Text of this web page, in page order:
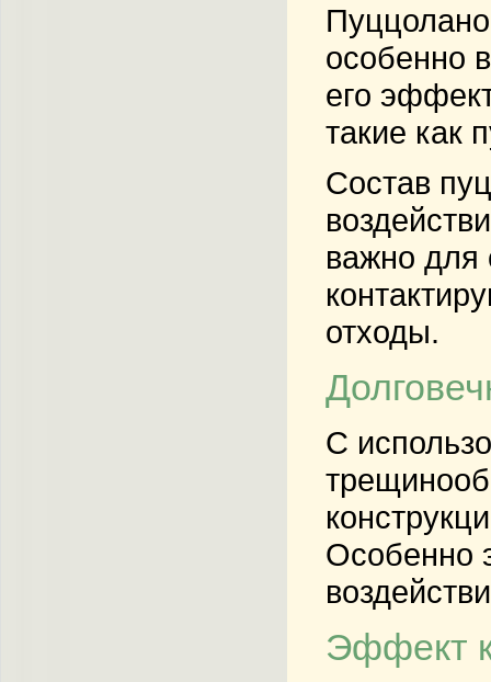
особенно
его
такие как
Состав
важно для
отходы.
С
Особенно
Эффект